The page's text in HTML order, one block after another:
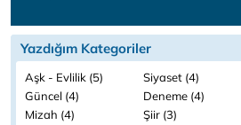
Yazdığım Kategoriler
Aşk - Evlilik (5)
Siyaset (4)
Güncel (4)
Deneme (4)
Mizah (4)
Şiir (3)